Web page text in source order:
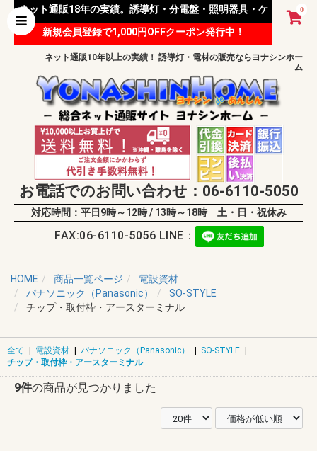
0
ネット通販18年の実績。誘導灯・分電盤・照明器具・ケ
ーブル等 様々な資材を取り扱っています。
新規会員登録で1,000円OFFクーポン発行中！
ネット通販10年以上の実績！ 誘導灯・電材の販売ならヨナシンホー
ム
お電話でのお問い合わせ：06-6110-5050
対応時間：平日9時～12時 / 13時～18時 土・日・祝休み
FAX:06-6110-5056 LINE：
HOME 商品一覧ページ
電設資材
パナソニック（Panasonic）
SO-STYLE
チップ・取付枠・アースターミナル
全て | 電設資材 | パナソニック（Panasonic） | SO-STYLE |
チップ・取付枠・アースターミナル
9件の商品が見つかりました